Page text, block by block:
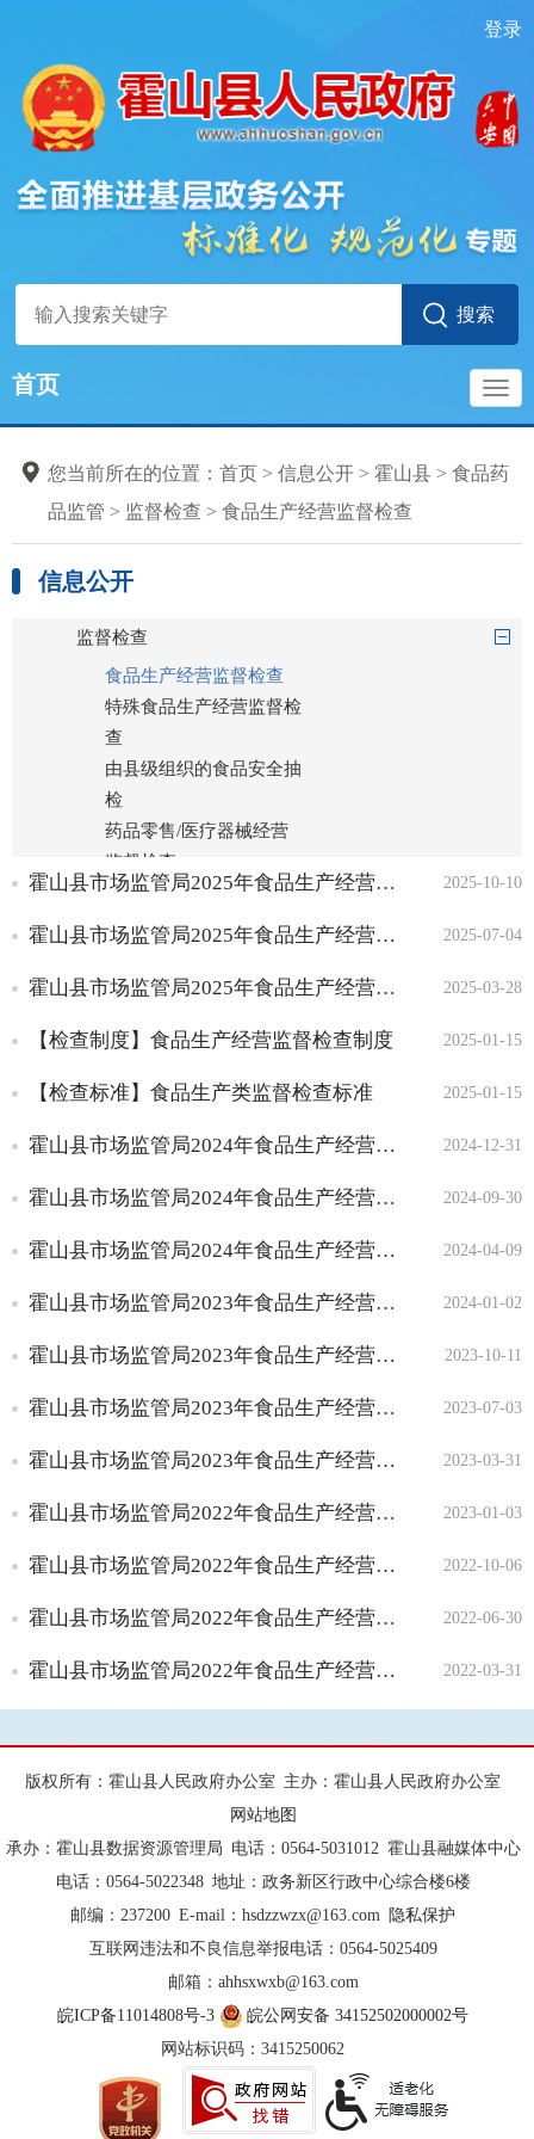
登录
首页
您当前所在的位置： 首页 > 信息公开 > 霍山县 > 食品药
品监管 > 监督检查 > 食品生产经营监督检查
信息公开
食品药品监管
行政审批
监督检查
食品生产经营监督检查
特殊食品生产经营监督检
查
由县级组织的食品安全抽
检
药品零售/医疗器械经营
监督检查
化妆品经营企业监督检查
医疗机构使用药品质量安
行政处罚
公共服务
2025-10-10
霍山县市场监管局2025年食品生产经营监督检查工作情况公示（第三季度）
2025-07-04
霍山县市场监管局2025年食品生产经营监督检查工作情况公示（第二季度）
2025-03-28
霍山县市场监管局2025年食品生产经营监督检查工作情况公示（第一季度）
2025-01-15
【检查制度】食品生产经营监督检查制度
2025-01-15
【检查标准】食品生产类监督检查标准
2024-12-31
霍山县市场监管局2024年食品生产经营监督检查工作情况公示（第四季度）
2024-09-30
霍山县市场监管局2024年食品生产经营监督检查工作情况公示（第三季度）
2024-04-09
霍山县市场监管局2024年食品生产经营监督检查工作情况公示（第一季度）
2024-01-02
霍山县市场监管局2023年食品生产经营监督检查工作情况公示（第四季度）
2023-10-11
霍山县市场监管局2023年食品生产经营监督检查工作情况公示（第三季度）
2023-07-03
霍山县市场监管局2023年食品生产经营监督检查工作情况公示（第二季度）
2023-03-31
霍山县市场监管局2023年食品生产经营监督检查工作情况公示（第一季度）
2023-01-03
霍山县市场监管局2022年食品生产经营监督检查工作情况公示（第四季度）
2022-10-06
霍山县市场监管局2022年食品生产经营监督检查工作情况公示（第三季度）
2022-06-30
霍山县市场监管局2022年食品生产经营监督检查工作情况公示（第二季度）
2022-03-31
霍山县市场监管局2022年食品生产经营监督检查工作情况公示（第一季度）
版权所有：霍山县人民政府办公室 主办：霍山县人民政府办公室
网站地图
承办：霍山县数据资源管理局 电话：0564-5031012 霍山县融媒体中心
电话：0564-5022348 地址：政务新区行政中心综合楼6楼
邮编：237200 E-mail：hsdzzwzx@163.com
隐私保护
互联网违法和不良信息举报电话：0564-5025409
邮箱：ahhsxwxb@163.com
皖ICP备11014808号-3
皖公网安备 34152502000002号
网站标识码：3415250062